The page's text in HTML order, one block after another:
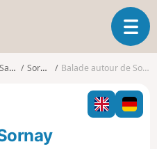
O
u
v
i
r
l
Sornay Balade autour de Sornay